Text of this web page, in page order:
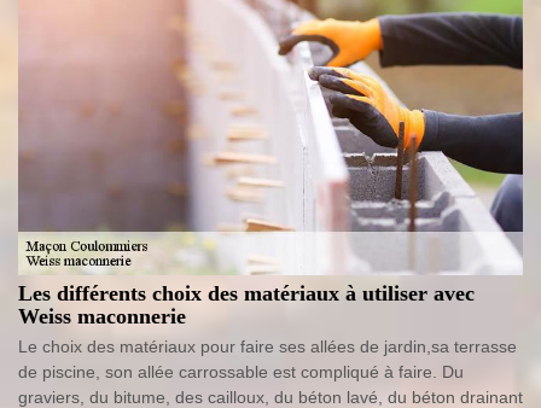
Les différents choix des matériaux à utiliser avec
Weiss maconnerie
Le choix des matériaux pour faire ses allées de jardin,sa terrasse
de piscine, son allée carrossable est compliqué à faire. Du
graviers, du bitume, des cailloux, du béton lavé, du béton drainant